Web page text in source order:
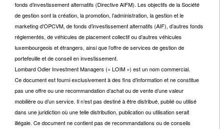
fonds d’investissement alternatifs (Directive AIFM). Les objectifs de la Société
de gestion sont la création, la promotion, l’administration, la gestion et le
marketing d’OPCVM, de fonds d’investissement alternatifs (AIF), d’autres fonds
réglementés, de véhicules de placement collectif ou d’autres véhicules
luxembourgeois et étrangers, ainsi que l’offre de services de gestion de
portefeuille et de conseil en investissement.
Lombard Odier Investment Managers (« LOIM ») est un nom commercial.
Ce document est fourni exclusivement à des fins d’information et ne constitue
pas une offre ou une recommandation d’achat ou de vente d’une valeur
mobilière ou d’un service. Il n’est pas destiné à être distribué, publié ou utilisé
dans une juridiction où une telle distribution, publication ou utilisation serait
illégale. Ce document ne contient pas de recommandations ou de conseils